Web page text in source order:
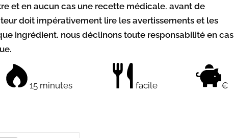
et en aucun cas une recette médicale. avant de
doit impérativement lire les avertissements et les
ingrédient. nous déclinons toute responsabilité en cas
15 minutes facile €